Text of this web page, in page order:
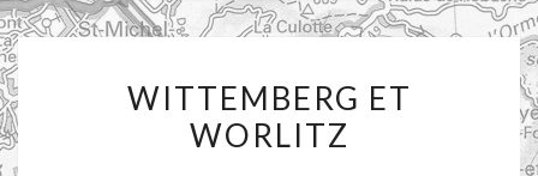
ET
WORLITZ
WITTEMBERG ET
WORLITZ